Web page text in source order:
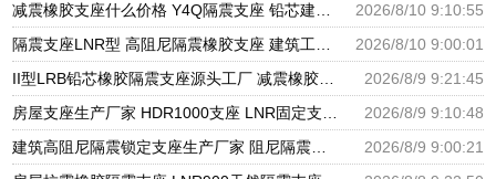
减震橡胶支座什么价格 Y4Q隔震支座 铅芯建筑橡胶隔震支座
2026/8/10 9:10:55
隔震支座LNR型 高阻尼隔震橡胶支座 建筑工程用隔震支座源头工厂
2026/8/10 9:00:01
II型LRB铅芯橡胶隔震支座源头工厂 减震橡胶支座价格 隔震支座产地源头工厂
2026/8/9 9:21:45
房屋支座生产厂家 HDR1000支座 LNR固定支座生产厂家
2026/8/9 9:10:48
建筑高阻尼隔震锁定支座生产厂家 阻尼隔震支座厂家 分散力型隔震支座厂家
2026/8/9 9:00:21